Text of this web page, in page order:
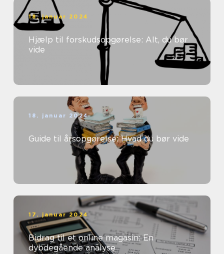
18. januar 2024
Hjælp til forskudsopgørelse: Alt, du bør
vide
18. januar 2024
Guide til årsopgørelse: Hvad du bør vide
17. januar 2024
Bidrag til et online magasin: En
dybdegående analyse